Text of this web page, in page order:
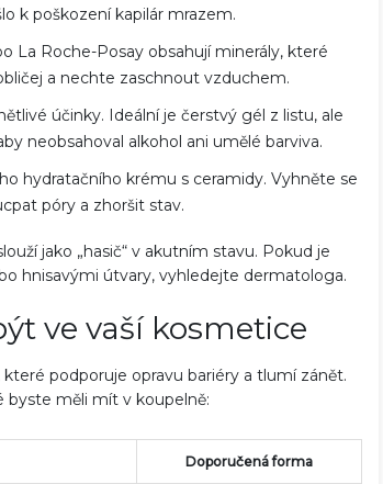
k poškození kapilár mrazem.
La Roche-Posay obsahují minerály, které
a nechte zaschnout vzduchem.
účinky. Ideální je čerstvý gél z listu, ale
neobsahoval alkohol ani umělé barviva.
hydratačního krému s ceramidy. Vyhněte se
póry a zhoršit stav.
jako „hasič“ v akutním stavu. Pokud je
hnisavými útvary, vyhledejte dermatologa.
ve vaší kosmetice
podporuje opravu bariéry a tlumí zánět.
byste měli mít v koupelně:
Doporučená forma